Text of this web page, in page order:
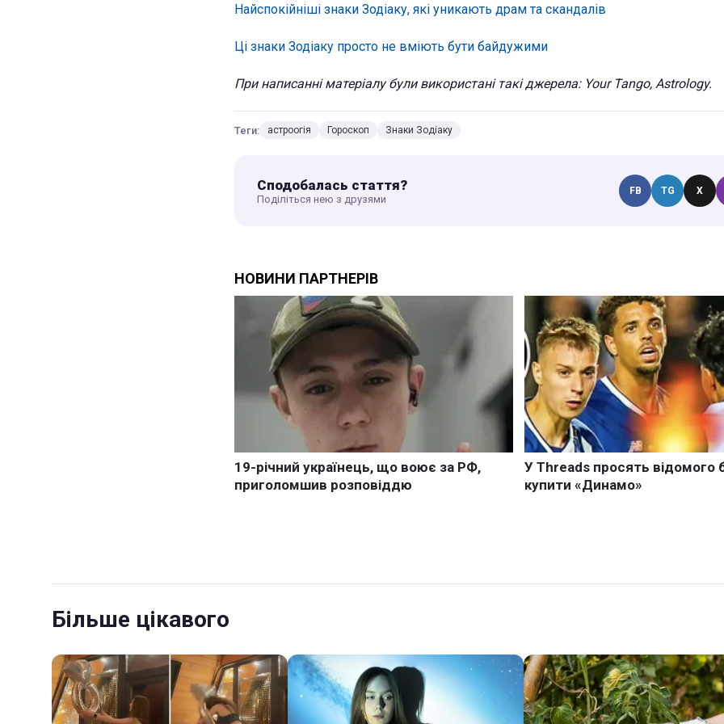
Найспокійніші знаки Зодіаку, які уникають драм та скандалів
Ці знаки Зодіаку просто не вміють бути байдужими
При написанні матеріалу були використані такі джерела: Your Tango, Astrology.
Теги: астроогія Гороскоп Знаки Зодіаку
Сподобалась стаття?
Поділіться нею з друзями
FB TG X
Більше цікавого